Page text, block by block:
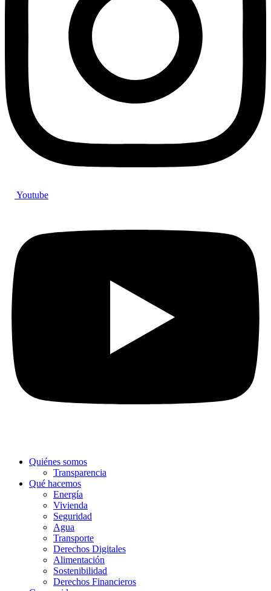
Youtube
Quiénes somos
Transparencia
Qué hacemos
Energía
Vivienda
Seguridad
Agua
Transporte
Derechos Digitales
Alimentación
Sostenibilidad
Derechos Financieros